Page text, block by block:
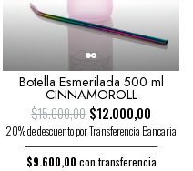
Botella Esmerilada 500 ml
CINNAMOROLL
$15.000,00 $12.000,00
20% de descuento por Transferencia Bancaria
$9.600,00 con transferencia